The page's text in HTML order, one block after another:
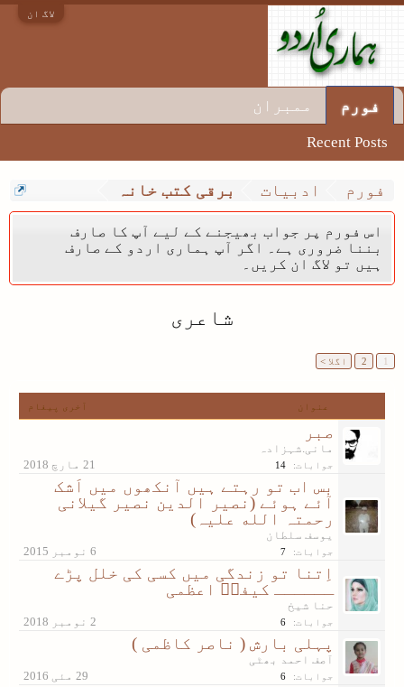
لاگ ان
فورم ادبیات برقی کتب خانہ
اس فورم پر جواب بھیجنے کے لیے آپ کا صارف
بننا ضروری ہے۔ اگر آپ ہماری اردو کے صارف
ہیں تو لاگ ان کریں۔
شاعری
1
2 اگلا >
عنوان آخری پیغام
صبر
مانی.شہزادہ
جوابات: 14
بس اب تو رہتے ہیں آنکھوں میں اَشک
آئے ہوئے (نصیر الدین نصیر گیلانی
رحمتہ الله علیہ)
یوسف سلطان
جوابات: 7
اِتنا تو زندگی میں کسی کی خلل پڑے
ــــــ کیفیؔ اعظمی
حنا شیخ
جوابات: 6
پہلی بارش ( ناصر کاظمی )
آصف احمد بھٹی
جوابات: 6
فورم
Recent Posts
ممبران